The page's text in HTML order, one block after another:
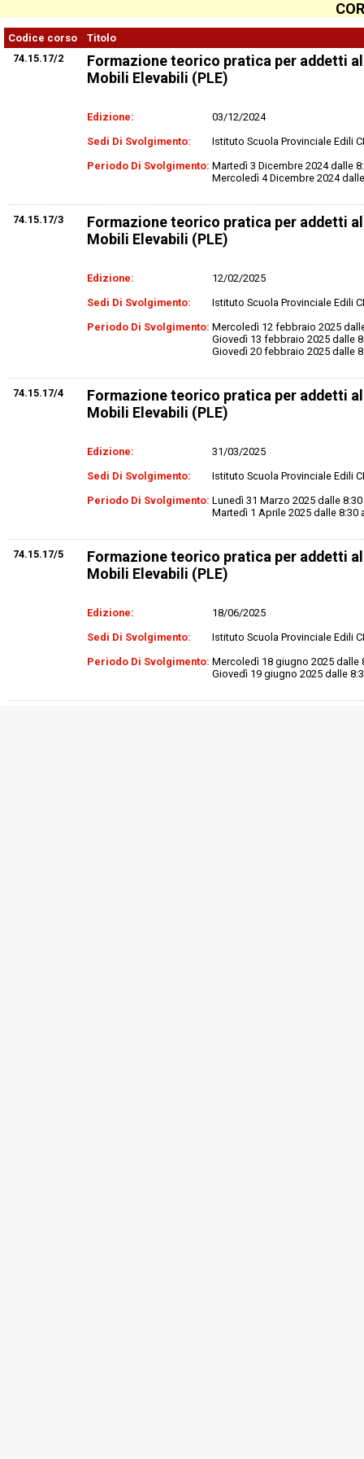
Codice corso
Titolo
74.15.17/2
Formazione teorico pratica per addetti
Mobili Elevabili (PLE)
Edizione:
03/12/2024
Sedi Di Svolgimento:
Istituto Scuola Provinciale Edili
Periodo Di Svolgimento: Martedì 3 Dicembre 2024 dalle
Mercoledì 4 Dicembre 2024
74.15.17/3
Formazione teorico pratica per addetti
Mobili Elevabili (PLE)
Edizione:
12/02/2025
Sedi Di Svolgimento:
Istituto Scuola Provinciale Edili
Periodo Di Svolgimento: Mercoledì 12 febbraio 2025
Giovedì 13 febbraio 2025 dalle
Giovedì 20 febbraio 2025 dalle
74.15.17/4
Formazione teorico pratica per addetti
Mobili Elevabili (PLE)
Edizione:
31/03/2025
Sedi Di Svolgimento:
Istituto Scuola Provinciale Edili
Periodo Di Svolgimento: Lunedì 31 Marzo 2025 dalle
Martedì 1 Aprile 2025 dalle 8:30
74.15.17/5
Formazione teorico pratica per addetti
Mobili Elevabili (PLE)
Edizione:
18/06/2025
Sedi Di Svolgimento:
Istituto Scuola Provinciale Edili
Periodo Di Svolgimento: Mercoledì 18 giugno 2025 dalle
Giovedì 19 giugno 2025 dalle